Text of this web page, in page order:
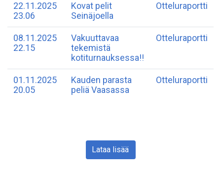
22.11.2025
23.06
Kovat pelit
Seinäjoella
Otteluraportti
08.11.2025
22.15
Vakuuttavaa
tekemistä
kotiturnauksessa!!
Otteluraportti
01.11.2025
20.05
Kauden parasta
peliä Vaasassa
Otteluraportti
Lataa lisää